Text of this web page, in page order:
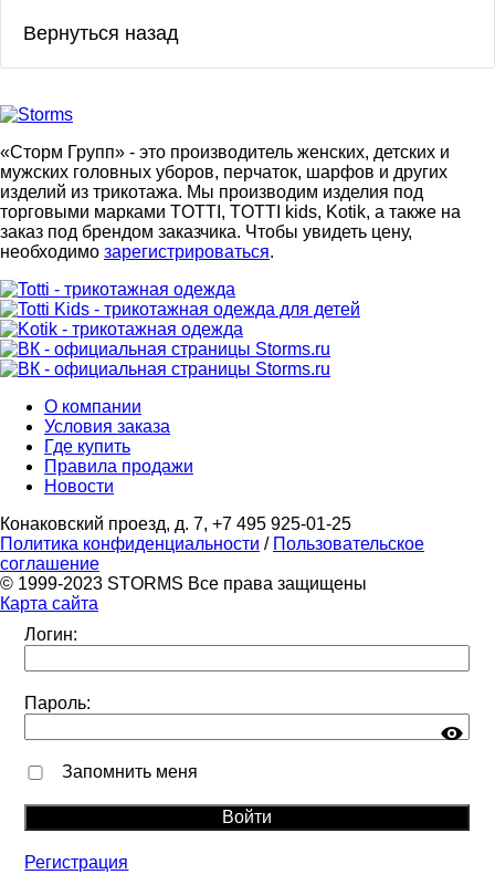
«Сторм Групп» - это производитель женских, детских и
мужских головных уборов, перчаток, шарфов и других
изделий из трикотажа. Мы производим изделия под
торговыми марками TOTTI, TOTTI kids, Kotik, а также на
заказ под брендом заказчика. Чтобы увидеть цену,
необходимо зарегистрироваться.
О компании
Условия заказа
Где купить
Правила продажи
Новости
Конаковский проезд, д. 7, +7 495 925-01-25
Политика конфиденциальности / Пользовательское
соглашение
© 1999-2023 STORMS Все права защищены
Карта сайта
Логин:
Пароль:
Запомнить меня
Регистрация